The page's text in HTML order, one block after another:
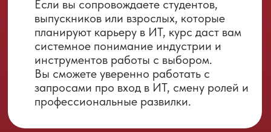
Условия получения:
- наличие среднего профессионального и/
или высшего образования;
- выполнение всех домашних заданий;
- успешное прохождение тестирований;
- выполнение и защита сертификационной
работы;
- участие в практикуме.